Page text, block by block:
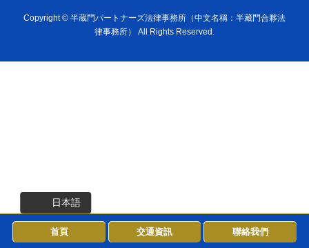
日本語
Copyright © 半蔵門パートナーズ法律事務所（中文名稱：半藏門合夥法
律事務所）
All Rights Reserved.
首頁 交通資訊 聯絡我們